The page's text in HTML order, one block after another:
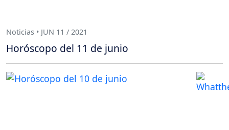
Noticias • JUN 11 / 2021
Horóscopo del 11 de junio